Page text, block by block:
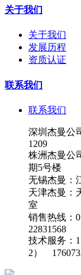
关于我们
关于我们
发展历程
资质认证
联系我们
联系我们
深圳杰曼公
1209
株洲杰曼公
期5号楼
无锡杰曼：
天津杰曼：
室
销售热线：
22831568
技术服务：
2）